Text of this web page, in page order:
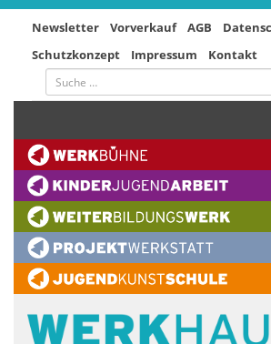
Newsletter Vorverkauf AGB
Schutzkonzept
Impressum Kontakt